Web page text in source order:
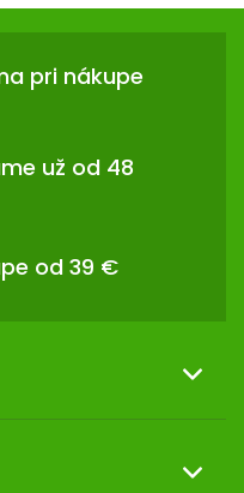
pri nákupe
už od 48
od 39 €